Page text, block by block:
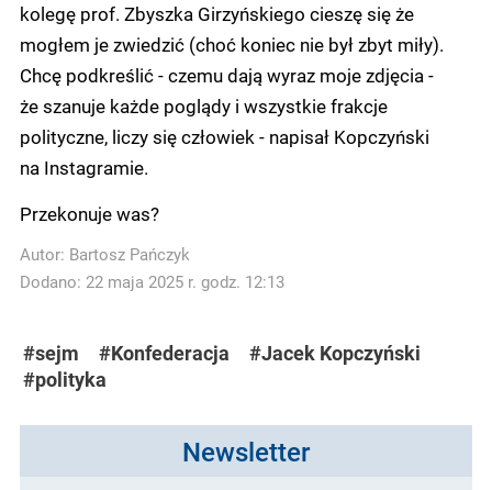
kolegę prof. Zbyszka Girzyńskiego cieszę się że
mogłem je zwiedzić (choć koniec nie był zbyt miły).
Chcę podkreślić - czemu dają wyraz moje zdjęcia -
że szanuje każde poglądy i wszystkie frakcje
polityczne, liczy się człowiek - napisał Kopczyński
na Instagramie.
Przekonuje was?
Autor: Bartosz Pańczyk
Dodano: 22 maja 2025 r. godz. 12:13
#sejm #Konfederacja
#Jacek Kopczyński
#polityka
Newsletter